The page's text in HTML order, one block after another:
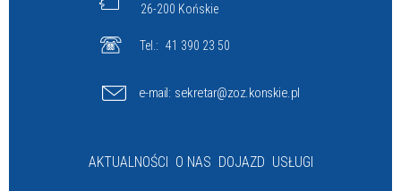
26-200 Końskie
Tel.: 41 390 23 50
e-mail: sekretar@zoz.konskie.pl
AKTUALNOŚCI O NAS DOJAZD USŁUGI